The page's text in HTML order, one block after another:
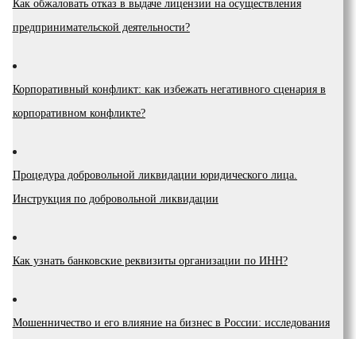
Как обжаловать отказ в выдаче лицензии на осуществления
предпринимательской деятельности?
Корпоративный конфликт: как избежать негативного сценария в
корпоративном конфликте?
Процедура добровольной ликвидации юридического лица.
Инструкция по добровольной ликвидации
Как узнать банковские реквизиты организации по ИНН?
Мошенничество и его влияние на бизнес в России: исследования